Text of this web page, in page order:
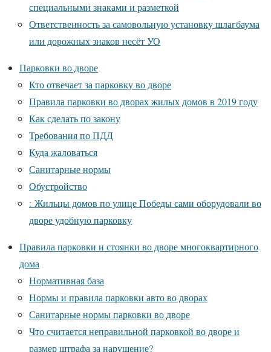
специальными знаками и разметкой
Ответственность за самовольную установку шлагбаума
или дорожных знаков несёт УО
Парковки во дворе
Кто отвечает за парковку во дворе
Правила парковки во дворах жилых домов в 2019 году
Как сделать по закону
Требования по ПДД
Куда жаловаться
Санитарные нормы
Обустройство
: Жильцы домов по улице Победы сами оборудовали во
дворе удобную парковку
Правила парковки и стоянки во дворе многоквартирного
дома
Нормативная база
Нормы и правила парковки авто во дворах
Санитарные нормы парковки во дворе
Что считается неправильной парковкой во дворе и
размер штрафа за нарушение?